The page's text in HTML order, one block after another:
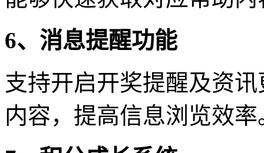
6、消息提醒功能
支持开启开奖提醒及资
内容，提高信息浏览效率